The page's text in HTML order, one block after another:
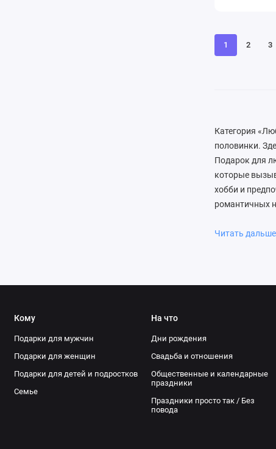
1 2 3
Категория
половинки.
Подарок для
которые
хобби и
романтичных
для спа-
Читать дальше
Кому
Подарки для мужчин
Подарки для женщин
Подарки для детей и подростков
Семье
На что
Дни рождения
Свадьба и отношения
Общественные и календарные
праздники
Праздники просто так / Без
повода